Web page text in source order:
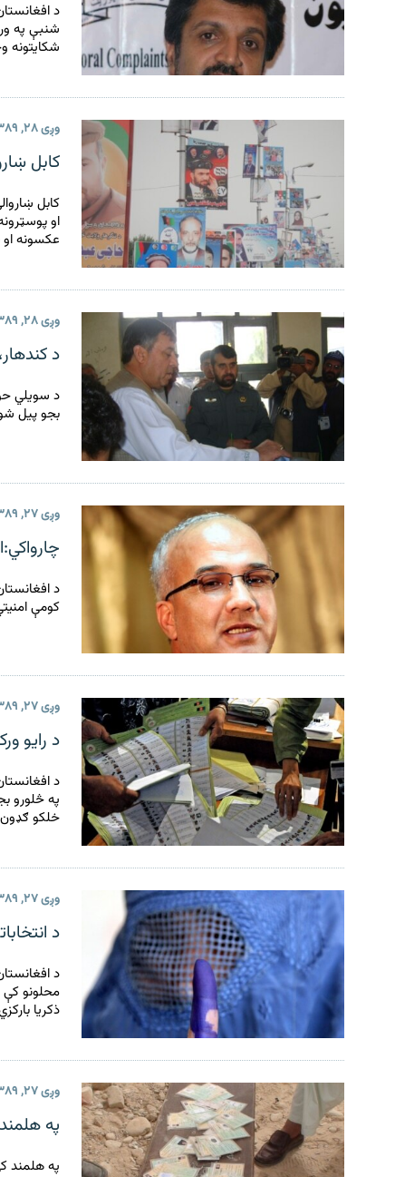
د
شنبې په
وږی ۲۸, ۱۳۸۹
کابل
کابل
او
عکسونه
وږی ۲۸, ۱۳۸۹
د
د سويلي
بجو پيل
وږی ۲۷, ۱۳۸۹
د
کومې
وږی ۲۷, ۱۳۸۹
د رایو
د
په څلورو
خلکو
وږی ۲۷, ۱۳۸۹
د
د
محلونو کې
ذکریا
وږی ۲۷, ۱۳۸۹
په هلمند کې ۱۵۰۰ جعلي
په هلمند